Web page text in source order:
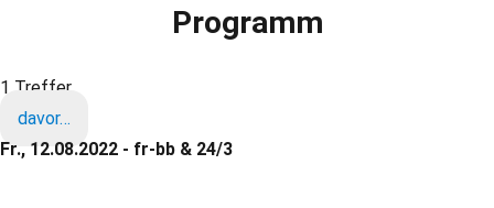
Programm
1 Treffer
davor…
Fr., 12.08.2022 - fr-bb & 24/3